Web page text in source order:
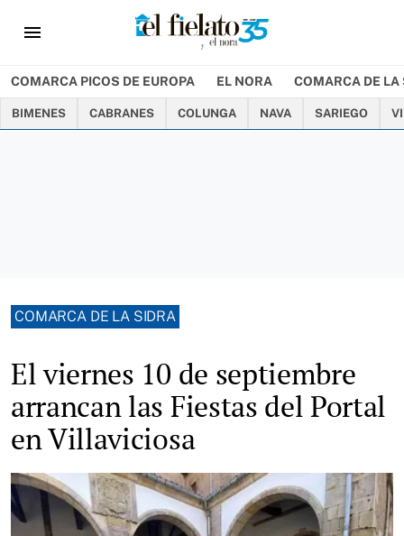
menu
COMARCA PICOS DE EUROPA EL NORA COMARCA DE LA
BIMENES CABRANES COLUNGA NAVA SARIEGO
COMARCA DE LA SIDRA
El viernes 10 de septiembre
arrancan las Fiestas del Portal
en Villaviciosa